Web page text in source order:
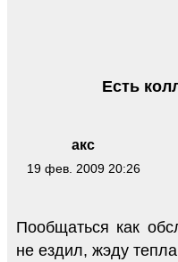
акс
19 фев. 2009 20:26
Есть
Пообщаться как
не ездил, жэду